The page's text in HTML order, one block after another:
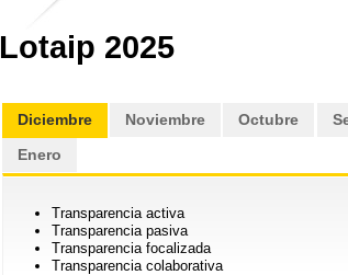
Lotaip 2025
Diciembre Noviembre Octubre
Enero
Transparencia activa
Transparencia pasiva
Transparencia focalizada
Transparencia colaborativa